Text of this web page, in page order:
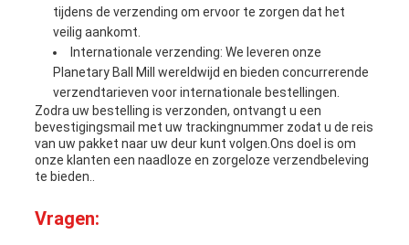
tijdens de verzending om ervoor te zorgen dat het
veilig aankomt.
Internationale verzending: We leveren onze
Planetary Ball Mill wereldwijd en bieden concurrerende
verzendtarieven voor internationale bestellingen.
Zodra uw bestelling is verzonden, ontvangt u een
bevestigingsmail met uw trackingnummer zodat u de reis
van uw pakket naar uw deur kunt volgen.Ons doel is om
onze klanten een naadloze en zorgeloze verzendbeleving
te bieden..
Vragen: